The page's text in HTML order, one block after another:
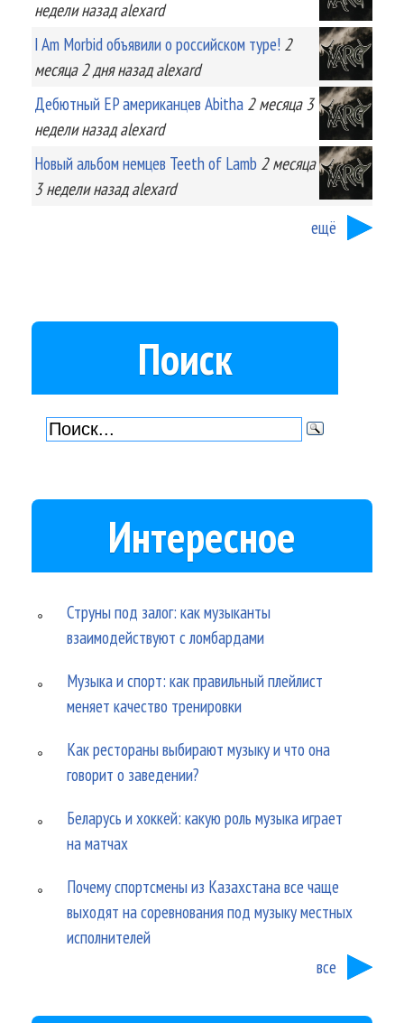
неделиназад alexard
I Am Morbid объявили о российском туре! 2
месяца 2 дняназад alexard
Дебютный EP американцев Abitha 2 месяца 3
неделиназад alexard
Новый альбом немцев Teeth of Lamb 2 месяца
3 неделиназад alexard
ещё
Поиск
Интересное
Струны под залог: как музыканты
взаимодействуют с ломбардами
Музыка и спорт: как правильный плейлист
меняет качество тренировки
Как рестораны выбирают музыку и что она
говорит о заведении?
Беларусь и хоккей: какую роль музыка играет
на матчах
Почему спортсмены из Казахстана все чаще
выходят на соревнования под музыку местных
исполнителей
все